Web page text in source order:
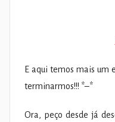
E aqui temos mais um
terminarmos!!! *–*
Ora, peço desde já